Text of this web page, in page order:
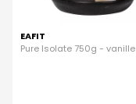
EAFIT
Pure Isolate 750g - vanille